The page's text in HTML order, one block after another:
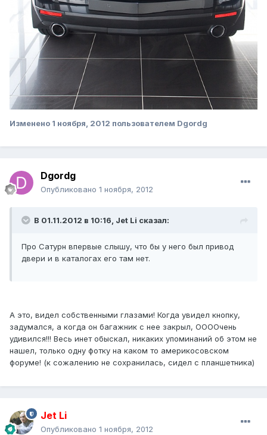
Изменено 1 ноября, 2012 пользователем Dgordg
Dgordg
Опубликовано 1 ноября, 2012
В 01.11.2012 в 10:16, Jet Li сказал:
Про Сатурн впервые слышу, что бы у него был привод
двери и в каталогах его там нет.
А это, видел собственными глазами! Когда увидел кнопку,
задумался, а когда он багажник с нее закрыл, ООООчень
удивился!!! Весь инет обыскал, никаких упоминаний об этом не
нашел, только одну фотку на каком то америкосовском
форуме! (к сожалению не сохранилась, сидел с планшетника)
Jet Li
Опубликовано 1 ноября, 2012